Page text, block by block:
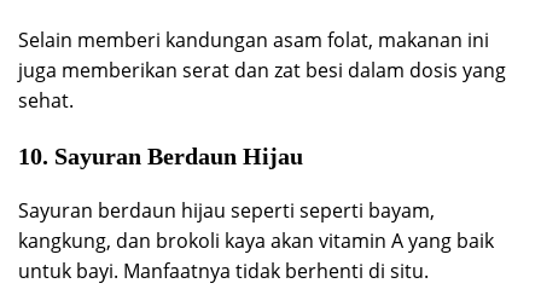
Selain memberi kandungan asam folat, makanan ini
juga memberikan serat dan zat besi dalam dosis yang
sehat.
10. Sayuran Berdaun Hijau
Sayuran berdaun hijau seperti seperti bayam,
kangkung, dan brokoli kaya akan vitamin A yang baik
untuk bayi. Manfaatnya tidak berhenti di situ.